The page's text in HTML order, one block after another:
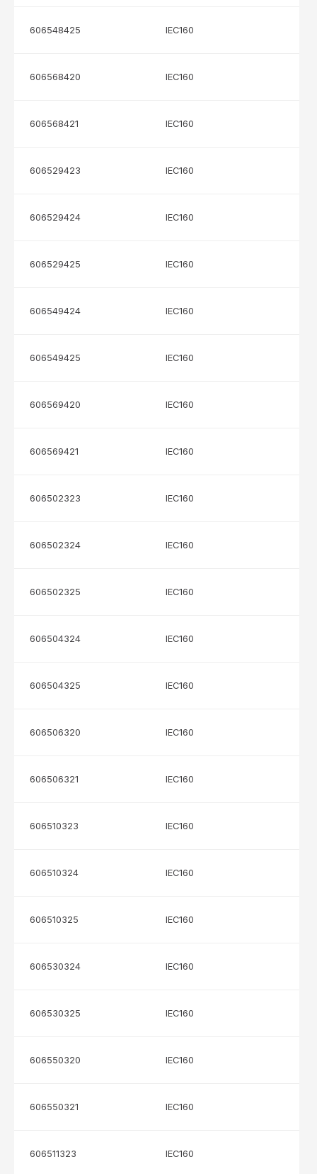
606548425 IEC160
606568420 IEC160
606568421 IEC160
606529423 IEC160
606529424 IEC160
606529425 IEC160
606549424 IEC160
606549425 IEC160
606569420 IEC160
606569421 IEC160
606502323 IEC160
606502324 IEC160
606502325 IEC160
606504324 IEC160
606504325 IEC160
606506320 IEC160
606506321 IEC160
606510323 IEC160
606510324 IEC160
606510325 IEC160
606530324 IEC160
606530325 IEC160
606550320 IEC160
606550321 IEC160
606511323 IEC160